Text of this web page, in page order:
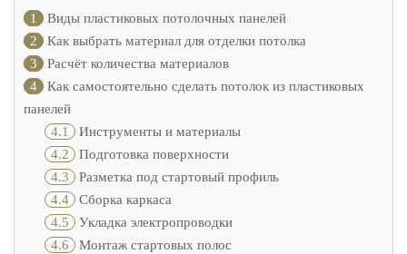
1
Виды пластиковых потолочных панелей
2
Как выбрать материал для отделки потолка
3
Расчёт количества материалов
4
Как самостоятельно сделать потолок из пластиковых
панелей
4.1 Инструменты и материалы
4.2 Подготовка поверхности
4.3 Разметка под стартовый профиль
4.4 Сборка каркаса
4.5 Укладка электропроводки
4.6 Монтаж стартовых полос